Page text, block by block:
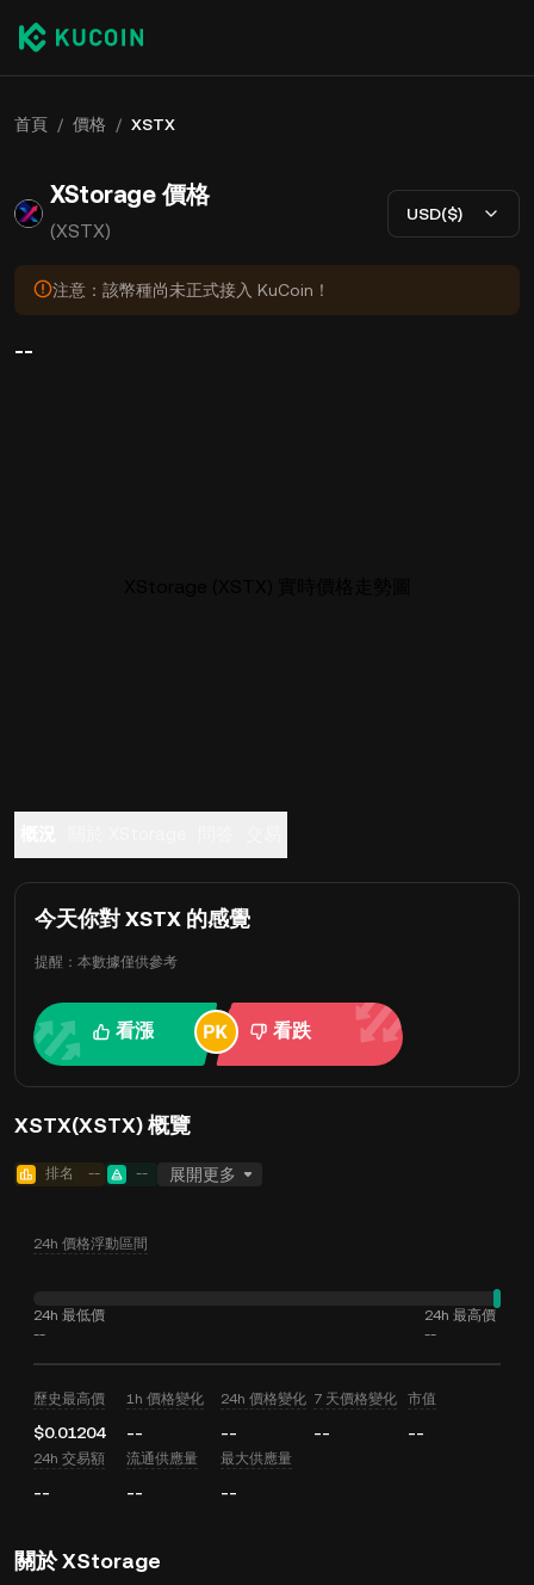
首頁 / 價格 / XSTX
XStorage 價格
(XSTX)
USD($)
注意：該幣種尚未正式接入 KuCoin！
--
今天你對 XSTX 的感覺
提醒：本數據僅供參考
看漲 看跌
XSTX(XSTX) 概覽
排名 -- -- 展開更多
24h 價格浮動區間
24h 最低價
--
24h 最高價
--
歷史最高價
$0.01204
1h 價格變化
--
24h 價格變化
--
7 天價格變化
--
市值
--
24h 交易額
--
流通供應量
--
最大供應量
--
關於 XStorage